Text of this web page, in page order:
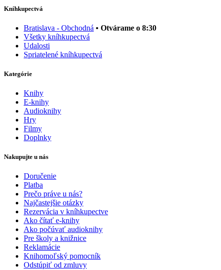
Kníhkupectvá
Bratislava - Obchodná • Otvárame o 8:30
Všetky kníhkupectvá
Udalosti
Spriatelené kníhkupectvá
Kategórie
Knihy
E-knihy
Audioknihy
Hry
Filmy
Doplnky
Nakupujte u nás
Doručenie
Platba
Prečo práve u nás?
Najčastejšie otázky
Rezervácia v kníhkupectve
Ako čítať e-knihy
Ako počúvať audioknihy
Pre školy a knižnice
Reklamácie
Knihomoľský pomocník
Odstúpiť od zmluvy